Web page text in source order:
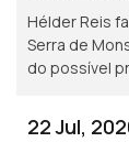
Hélder Reis
Serra de
do possível
22 Jul,